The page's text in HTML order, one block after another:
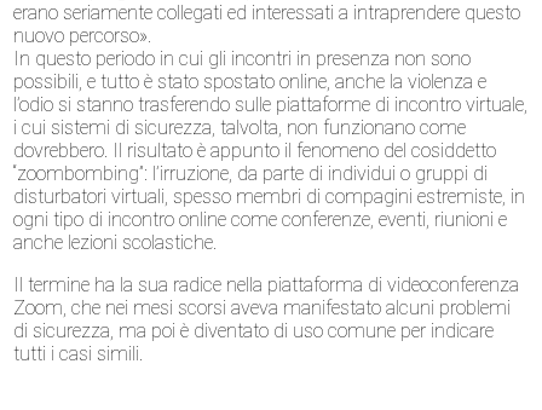
erano seriamente collegati ed interessati a intraprendere questo
nuovo percorso».
In questo periodo in cui gli incontri in presenza non sono
possibili, e tutto è stato spostato online, anche la violenza e
l’odio si stanno trasferendo sulle piattaforme di incontro virtuale,
i cui sistemi di sicurezza, talvolta, non funzionano come
dovrebbero. Il risultato è appunto il fenomeno del cosiddetto
“zoombombing”: l’irruzione, da parte di individui o gruppi di
disturbatori virtuali, spesso membri di compagini estremiste, in
ogni tipo di incontro online come conferenze, eventi, riunioni e
anche lezioni scolastiche.
Il termine ha la sua radice nella piattaforma di videoconferenza
Zoom, che nei mesi scorsi aveva manifestato alcuni problemi
di sicurezza, ma poi è diventato di uso comune per indicare
tutti i casi simili.